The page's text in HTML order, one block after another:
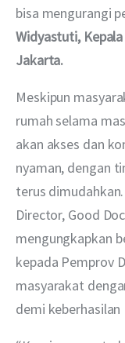
bisa mengurangi
Widyastuti,
Jakarta.
Meskipun
rumah selama
akan akses dan
nyaman, dengan
terus
Director, Good
mengungkapkan
kepada Pemprov
masyarakat
demi